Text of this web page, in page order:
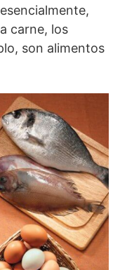
carne, los
son alimentos